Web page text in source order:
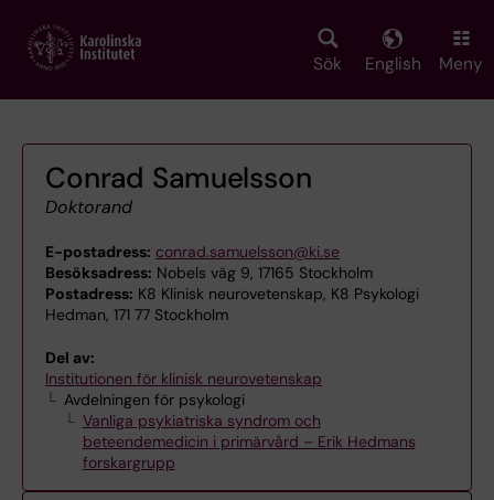
main
Sök English Meny
Conrad Samuelsson
Doktorand
E-postadress: conrad.samuelsson@ki.se
Besöksadress: Nobels väg 9, 17165 Stockholm
Postadress: K8 Klinisk neurovetenskap, K8 Psykologi
Hedman, 171 77 Stockholm
Del av:
Institutionen för klinisk neurovetenskap
Avdelningen för psykologi
Vanliga psykiatriska syndrom och
beteendemedicin i primärvård – Erik Hedmans
forskargrupp